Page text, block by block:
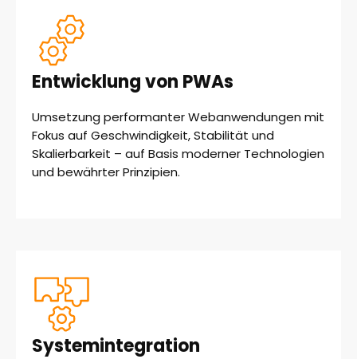
Entwicklung von PWAs
Umsetzung performanter Webanwendungen mit
Fokus auf Geschwindigkeit, Stabilität und
Skalierbarkeit – auf Basis moderner Technologien
und bewährter Prinzipien.
Systemintegration